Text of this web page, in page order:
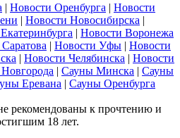
| Новости Оренбурга | Новости
| Новости Новосибирска |
| Новости Воронежа
| Новости Уфы | Новости
| Новости Челябинска | Новости
| Сауны Минска | Сауны
Еревана | Сауны Оренбурга
рекомендованы к прочтению и
18 лет.